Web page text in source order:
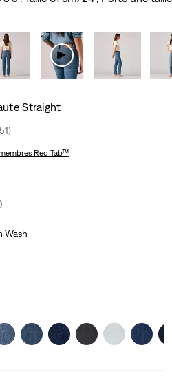
Straight
Red Tab™
Wash